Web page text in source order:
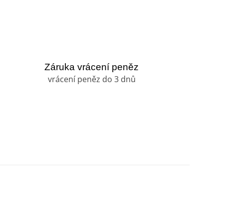
Záruka vrácení peněz
vrácení peněz do 3 dnů